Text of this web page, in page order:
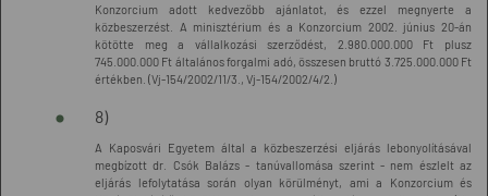
Konzorcium adott kedvezőbb ajánlatot, és ezzel megnyerte a
közbeszerzést. A minisztérium és a Konzorcium 2002. június 20-án
kötötte meg a vállalkozási szerződést, 2.980.000.000 Ft plusz
745.000.000 Ft általános forgalmi adó, összesen bruttó 3.725.000.000 Ft
értékben. (Vj-154/2002/11/3., Vj-154/2002/4/2.)
8)
A Kaposvári Egyetem által a közbeszerzési eljárás lebonyolításával
megbízott dr. Csók Balázs - tanúvallomása szerint - nem észlelt az
eljárás lefolytatása során olyan körülményt, ami a Konzorcium és